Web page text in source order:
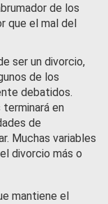
de los
que el mal del
ser un divorcio,
de los
debatidos.
en
de
Muchas variables
divorcio más o
mantiene el